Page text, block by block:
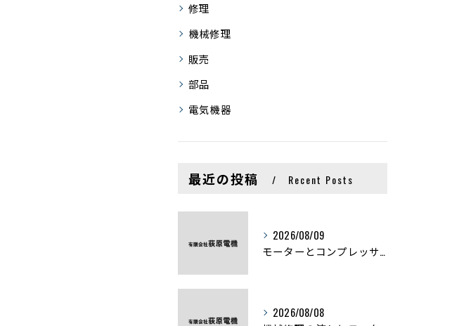
修理
機械修理
販売
部品
電気機器
最近の投稿 Recent Posts
2026/08/09
モーターとコンプレッサーの違いと仕組みを初心者向けにわかりやすく解説
2026/08/08